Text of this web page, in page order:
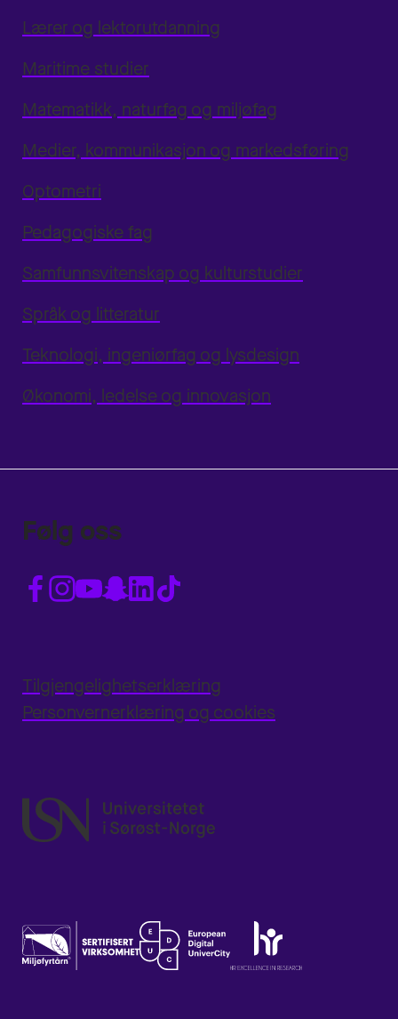
Lærer og lektorutdanning
Maritime studier
Matematikk, naturfag og miljøfag
Medier, kommunikasjon og markedsføring
Optometri
Pedagogiske fag
Samfunnsvitenskap og kulturstudier
Språk og litteratur
Teknologi, ingeniørfag og lysdesign
Økonomi, ledelse og innovasjon
Følg oss
Tilgjengelighetserklæring
Personvernerklæring og cookies